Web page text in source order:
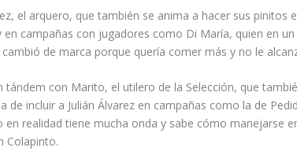
el arquero, que también se anima a hacer sus pinitos
campañas con jugadores como Di María, quien en
de marca porque quería comer más y no le
tándem con Marito, el utilero de la Selección, que
de incluir a Julián Álvarez en campañas como la de
en realidad tiene mucha onda y sabe cómo manejarse
Colapinto.